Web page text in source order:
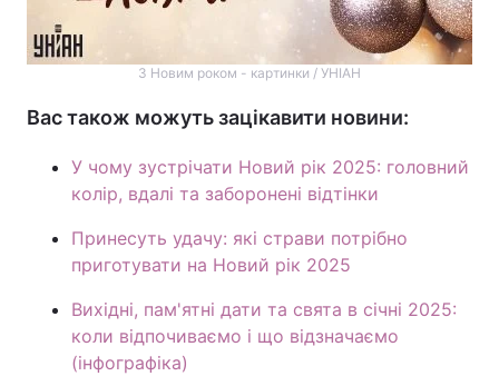
З Новим роком - картинки / УНІАН
Вас також можуть зацікавити новини:
У чому зустрічати Новий рік 2025: головний
колір, вдалі та заборонені відтінки
Принесуть удачу: які страви потрібно
приготувати на Новий рік 2025
Вихідні, пам'ятні дати та свята в січні 2025:
коли відпочиваємо і що відзначаємо
(інфографіка)